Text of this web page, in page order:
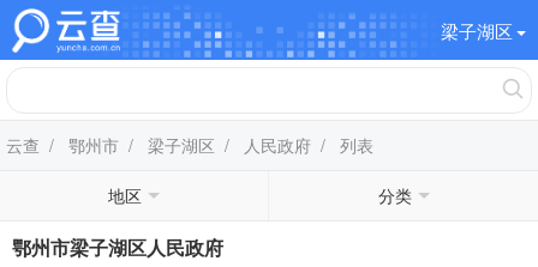
梁子湖区
云查 / 鄂州市 / 梁子湖区 / 人民政府 / 列表
地区 分类
鄂州市梁子湖区人民政府